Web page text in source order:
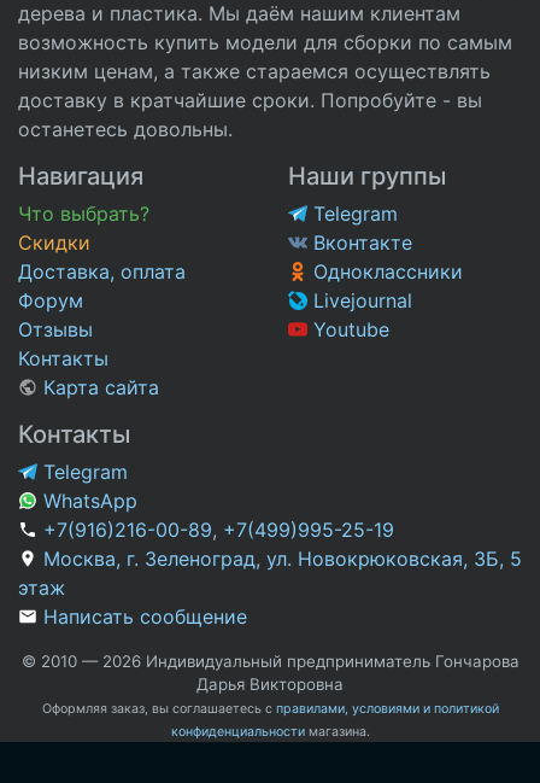
дерева и пластика. Мы даём нашим клиентам
возможность купить модели для сборки по самым
низким ценам, а также стараемся осуществлять
доставку в кратчайшие сроки. Попробуйте - вы
останетесь довольны.
Навигация
Что выбрать?
Скидки
Доставка, оплата
Форум
Отзывы
Контакты
Карта сайта
Наши группы
Telegram
Вконтакте
Одноклассники
Livejournal
Youtube
Контакты
Telegram
WhatsApp
+7(916)216-00-89, +7(499)995-25-19
Москва, г. Зеленоград, ул. Новокрюковская, 3Б, 5
этаж
Написать сообщение
© 2010 — 2026 Индивидуальный предприниматель Гончарова
Дарья Викторовна
Оформляя заказ, вы соглашаетесь с правилами, условиями и политикой
конфиденциальностимагазина.